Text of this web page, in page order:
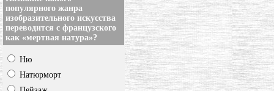
популярного жанра
изобразительного искусства
переводится с французского
как «мертвая натура»?
Ню
Натюрморт